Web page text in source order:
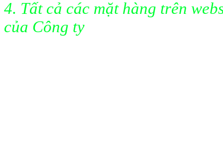
4. Tất cả các mặt hàng trên
của Công ty